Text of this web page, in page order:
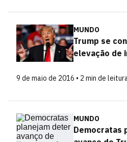
MUNDO
Trump se
elevação de
9 de maio de 2016 • 2 min de
MUNDO
Democratas